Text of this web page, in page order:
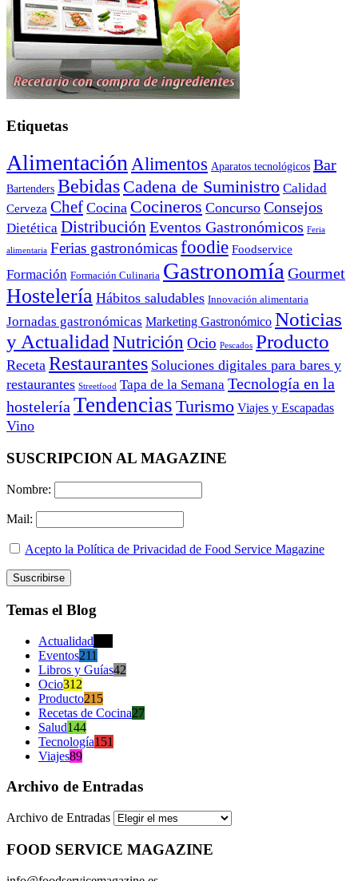
Etiquetas
Alimentación Alimentos Aparatos tecnológicos Bar
Bartenders Bebidas Cadena de Suministro Calidad
Cerveza Chef Cocina Cocineros Concurso Consejos
Dietética Distribución Eventos Gastronómicos Feria
alimentaria Ferias gastronómicasfoodie Foodservice
Formación Formación Culinaria Gastronomía Gourmet
Hostelería Hábitos saludables Innovación alimentaria
Jornadas gastronómicas Marketing Gastronómico Noticias
y Actualidad Nutrición Ocio Pescados Producto
Receta Restaurantes Soluciones digitales para bares y
restaurantes Streetfood Tapa de la Semana Tecnología en la
hostelería Tendencias Turismo Viajes y Escapadas
Vino
SUSCRIPCION AL MAGAZINE
Nombre:
Mail:
Acepto la Política de Privacidad de Food Service Magazine
Temas el Blog
Actualidad
Eventos211
Libros y Guías42
Ocio312
Producto215
Recetas de Cocina27
Salud144
Tecnología151
Viajes89
Archivo de Entradas
Archivo de Entradas
FOOD SERVICE MAGAZINE